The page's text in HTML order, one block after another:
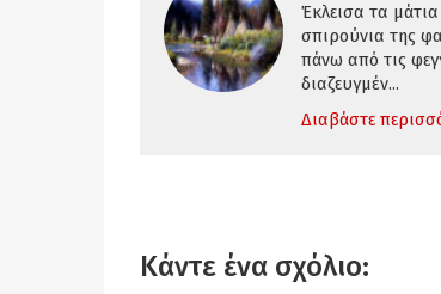
Έκλεισα τα
σπιρούνια της
πάνω από τις
διαζευγμέν...
Διαβάστε
Κάντε ένα σχόλιο: